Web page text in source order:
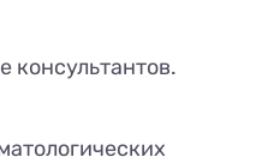
консультантов.